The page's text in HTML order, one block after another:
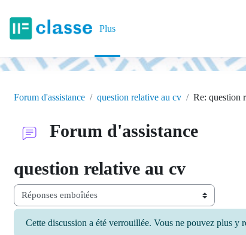
Plus
Forum d'assistance question relative au cv Re: question
Forum d'assistance
question relative au cv
Type d’affichage
Cette discussion a été verrouillée. Vous ne pouvez plus y